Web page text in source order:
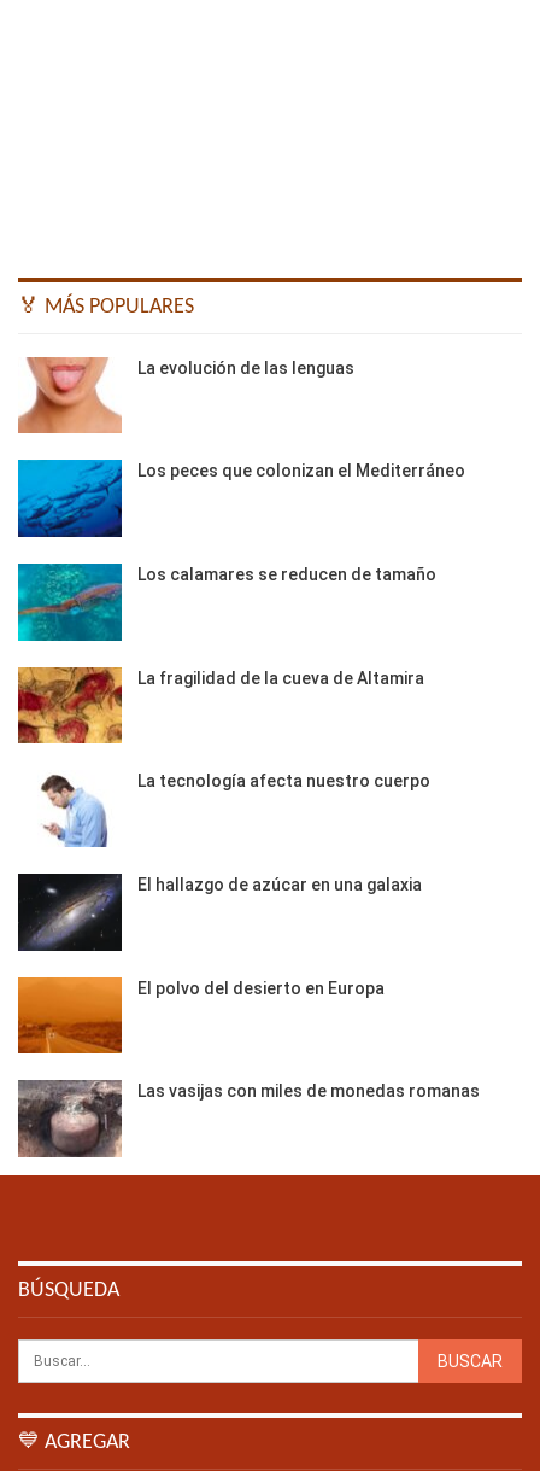
🏅 MÁS POPULARES
La evolución de las lenguas
Los peces que colonizan el Mediterráneo
Los calamares se reducen de tamaño
La fragilidad de la cueva de Altamira
La tecnología afecta nuestro cuerpo
El hallazgo de azúcar en una galaxia
El polvo del desierto en Europa
Las vasijas con miles de monedas romanas
BÚSQUEDA
💙 AGREGAR